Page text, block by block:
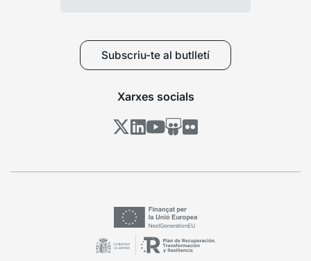
Subscriu-te al butlletí
Xarxes socials